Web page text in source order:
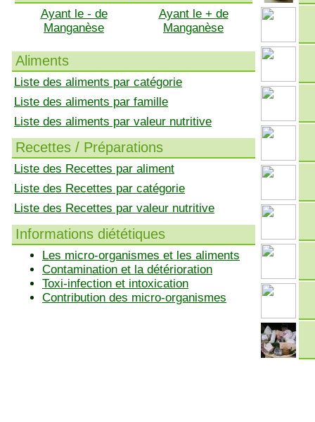
Ayant le - de
Manganèse
Ayant le + de
Manganèse
Aliments
Liste des aliments par catégorie
Liste des aliments par famille
Liste des aliments par valeur nutritive
Recettes / Préparations
Liste des Recettes par aliment
Liste des Recettes par catégorie
Liste des Recettes par valeur nutritive
Informations diététiques
Les micro-organismes et les aliments
Contamination et la détérioration
Toxi-infection et intoxication
Contribution des micro-organismes